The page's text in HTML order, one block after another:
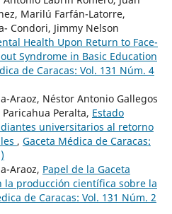
Marilú Farfán-Latorre,
Condori, Jimmy Nelson
Health Upon Return to Face-
Syndrome in Basic Education
de Caracas: Vol. 131 Núm. 4
Araoz, Néstor Antonio Gallegos
Peralta, Estado
universitarios al retorno
, Gaceta Médica de Caracas:
Araoz, Papel de la Gaceta
la producción científica sobre la
de Caracas: Vol. 131 Núm. 2